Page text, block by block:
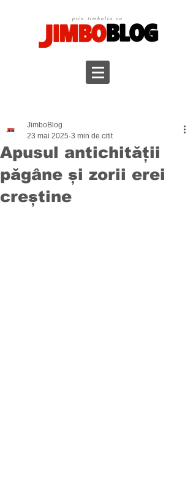
prin Jimbolia cu
Apusul antichității
păgâne și zorii erei
creștine
JimboBlog
23 mai 2025 3 min de citit